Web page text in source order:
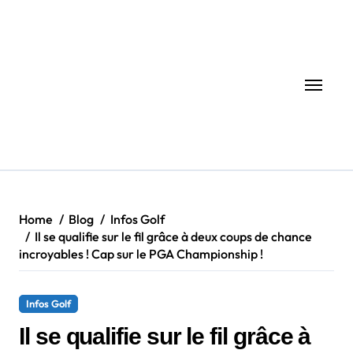
Home Blog
Infos Golf
Il se qualifie sur le fil grâce à deux coups de chance
incroyables ! Cap sur le PGA Championship !
Infos Golf
Il se qualifie sur le fil grâce à